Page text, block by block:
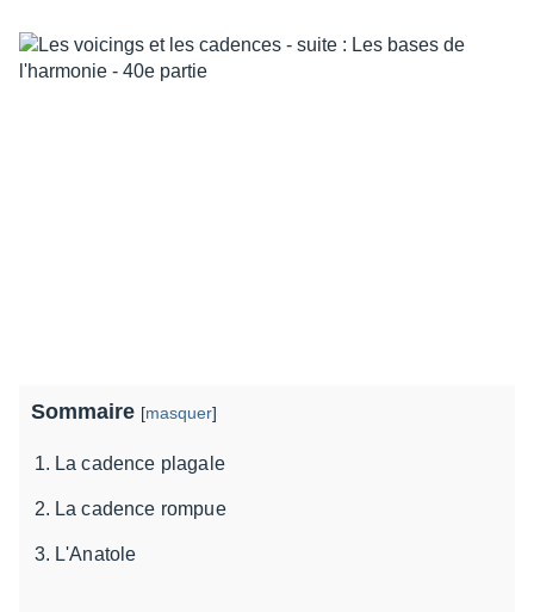
Sommaire [masquer]
La cadence plagale
La cadence rompue
L'Anatole